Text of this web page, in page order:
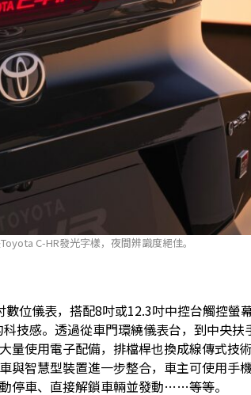
C-HR發光字樣，夜間辨識度絕佳。
位儀表，搭配8吋或12.3吋中控台觸控螢
技感。透過從車門環繞儀表台，到中央扶
量使用電子配備，排檔桿也換成線傳式技
與智慧型裝置進一步整合，車主可使用手
停車、直接解鎖車輛並發動……等等。